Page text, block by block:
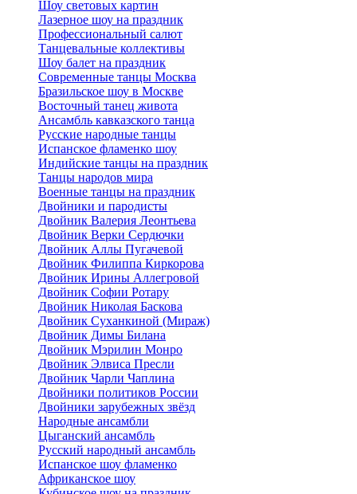
Шоу световых картин
Лазерное шоу на праздник
Профессиональный салют
Танцевальные коллективы
Шоу балет на праздник
Современные танцы Москва
Бразильское шоу в Москве
Восточный танец живота
Ансамбль кавказского танца
Русские народные танцы
Испанское фламенко шоу
Индийские танцы на праздник
Танцы народов мира
Военные танцы на праздник
Двойники и пародисты
Двойник Валерия Леонтьева
Двойник Верки Сердючки
Двойник Аллы Пугачевой
Двойник Филиппа Киркорова
Двойник Ирины Аллегровой
Двойник Софии Ротару
Двойник Николая Баскова
Двойник Суханкиной (Мираж)
Двойник Димы Билана
Двойник Мэрилин Монро
Двойник Элвиса Пресли
Двойник Чарли Чаплина
Двойники политиков России
Двойники зарубежных звёзд
Народные ансамбли
Цыганский ансамбль
Русский народный ансамбль
Испанское шоу фламенко
Африканское шоу